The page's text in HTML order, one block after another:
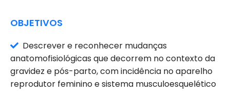
OBJETIVOS
Descrever e reconhecer mudanças
anatomofisiológicas que decorrem no contexto da
gravidez e pós-parto, com incidência no aparelho
reprodutor feminino e sistema musculoesquelético